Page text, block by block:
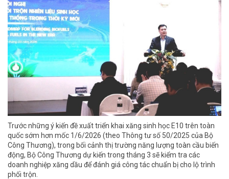
Trước những ý kiến đề xuất triển khai xăng sinh học E10 trên toàn
quốc sớm hơn mốc 1/6/2026 (theo Thông tư số 50/2025 của Bộ
Công Thương), trong bối cảnh thị trường năng lượng toàn cầu biến
động, Bộ Công Thương dự kiến trong tháng 3 sẽ kiểm tra các
doanh nghiệp xăng dầu để đánh giá công tác chuẩn bị cho lộ trình
phối trộn.